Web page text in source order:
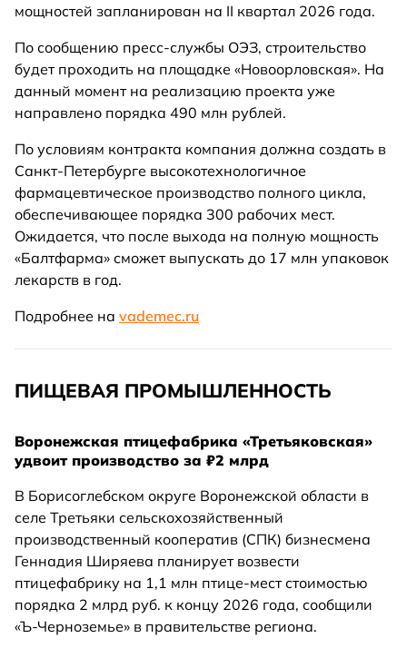
мощностей запланирован на II квартал 2026 года.
По сообщению пресс-службы ОЭЗ, строительство
будет проходить на площадке «Новоорловская». На
данный момент на реализацию проекта уже
направлено порядка 490 млн рублей.
По условиям контракта компания должна создать в
Санкт-Петербурге высокотехнологичное
фармацевтическое производство полного цикла,
обеспечивающее порядка 300 рабочих мест.
Ожидается, что после выхода на полную мощность
«Балтфарма» сможет выпускать до 17 млн упаковок
лекарств в год.
Подробнее на vademec.ru
ПИЩЕВАЯ ПРОМЫШЛЕННОСТЬ
Воронежская птицефабрика «Третьяковская»
удвоит производство за ₽2 млрд
В Борисоглебском округе Воронежской области в
селе Третьяки сельскохозяйственный
производственный кооператив (СПК) бизнесмена
Геннадия Ширяева планирует возвести
птицефабрику на 1,1 млн птице-мест стоимостью
порядка 2 млрд руб. к концу 2026 года, сообщили
«Ъ-Черноземье» в правительстве региона.